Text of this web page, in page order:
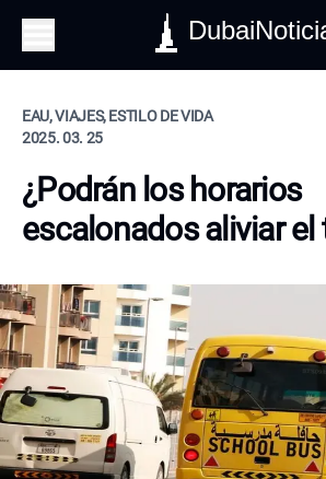
EAU, VIAJES, ESTILO DE VIDA
2025. 03. 25
¿Podrán los horarios
escalonados aliviar el